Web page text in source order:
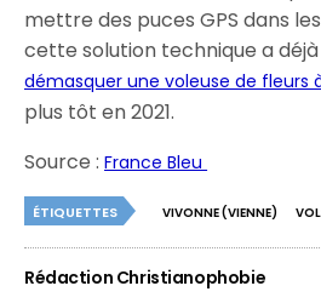
mettre des puces GPS dans
cette solution technique a
démasquer une voleuse de fleurs
plus tôt en 2021.
Source :France Bleu
ÉTIQUETTES VIVONNE (VIENNE)
Rédaction Christianophobie